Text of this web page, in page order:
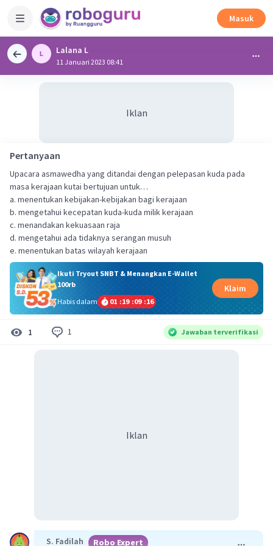
Masuk
Lalana L
11 Januari 2023 08:41
Iklan
Pertanyaan
Upacara asmawedha yang ditandai dengan pelepasan kuda pada
masa kerajaan kutai bertujuan untuk…
a. menentukan kebijakan-kebijakan bagi kerajaan
b. mengetahui kecepatan kuda-kuda milik kerajaan
c. menandakan kekuasaan raja
d. mengetahui ada tidaknya serangan musuh
e. menentukan batas wilayah kerajaan
Ikuti Tryout SNBT & Menangkan E-Wallet
100rb
Habis dalam
01 :19 :09 :16
Klaim
1 1 Jawaban terverifikasi
Iklan
S. Fadilah Robo Expert